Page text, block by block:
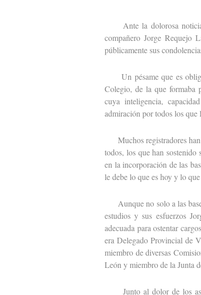
Ante la dolorosa noticia
compañero Jorge Requejo
públicamente sus
Un pésame que es
Colegio, de la que formaba
cuya inteligencia,
admiración por todos los que
Muchos registradores han
todos, los que han sostenido
en la incorporación de las
le debe lo que es hoy y lo
Aunque no solo a las
estudios y sus esfuerzos
adecuada para ostentar
era Delegado Provincial de
miembro de diversas
León y miembro de la Junta
Junto al dolor de los